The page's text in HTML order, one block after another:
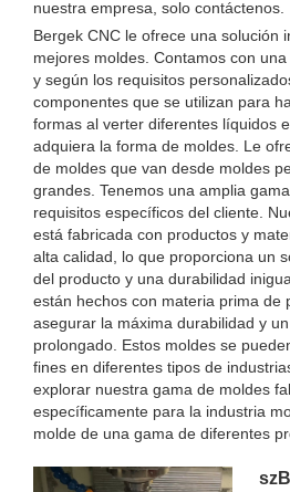
nuestra empresa, solo contáctenos.
Bergek CNC le ofrece una solución
mejores moldes. Contamos con
y según los requisitos
componentes que se utilizan para
formas al verter diferentes líquidos
adquiera la forma de moldes. Le
de moldes que van desde moldes
grandes. Tenemos una amplia
requisitos específicos del cliente.
está fabricada con productos y
alta calidad, lo que proporciona un
del producto y una durabilidad
están hechos con materia prima de
asegurar la máxima durabilidad y
prolongado. Estos moldes se
fines en diferentes tipos de
explorar nuestra gama de moldes
específicamente para la industria
molde de una gama de diferentes